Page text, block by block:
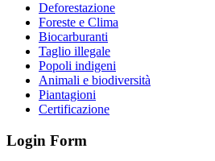
Deforestazione
Foreste e Clima
Biocarburanti
Taglio illegale
Popoli indigeni
Animali e biodiversità
Piantagioni
Certificazione
Login Form